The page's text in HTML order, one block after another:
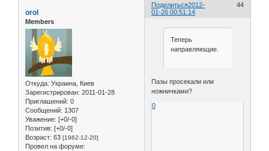
Поделиться 44
2012-
01-26 00:51:14
orol
Members
Откуда: Украина, Киев
Зарегистрирован: 2011-01-28
Приглашений: 0
Сообщений: 1307
Уважение: [+0/-0]
Позитив: [+0/-0]
Возраст: 63 [1962-12-20]
Провел на форуме:
Теперь
направляющие.
Пазы просекали или
ножничками?
0